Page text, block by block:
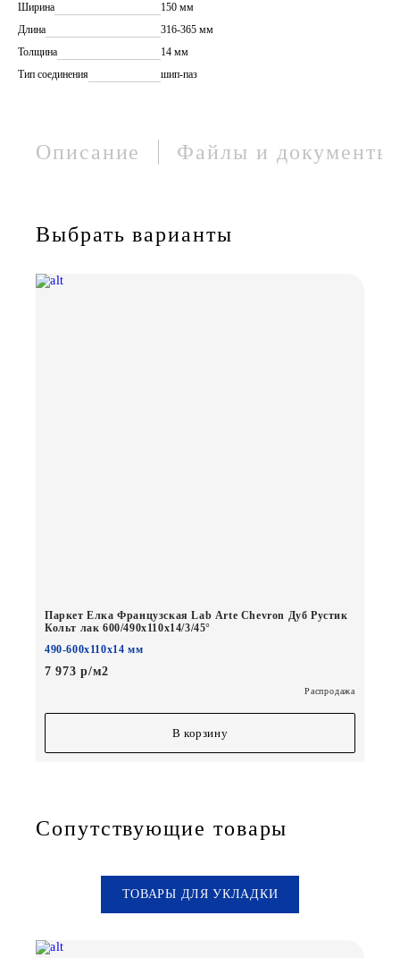
Ширина
150 мм
Длина
316-365 мм
Толщина
14 мм
Тип соединения
шип-паз
Описание Файлы и документы
Выбрать варианты
Паркет Елка Французская Lab Arte Chevron Дуб Рустик
Кольт лак 600/490х110х14/3/45°
490-600х110х14 мм
7 973 р/м2
Распродажа
В корзину
Сопутствующие товары
ТОВАРЫ ДЛЯ УКЛАДКИ